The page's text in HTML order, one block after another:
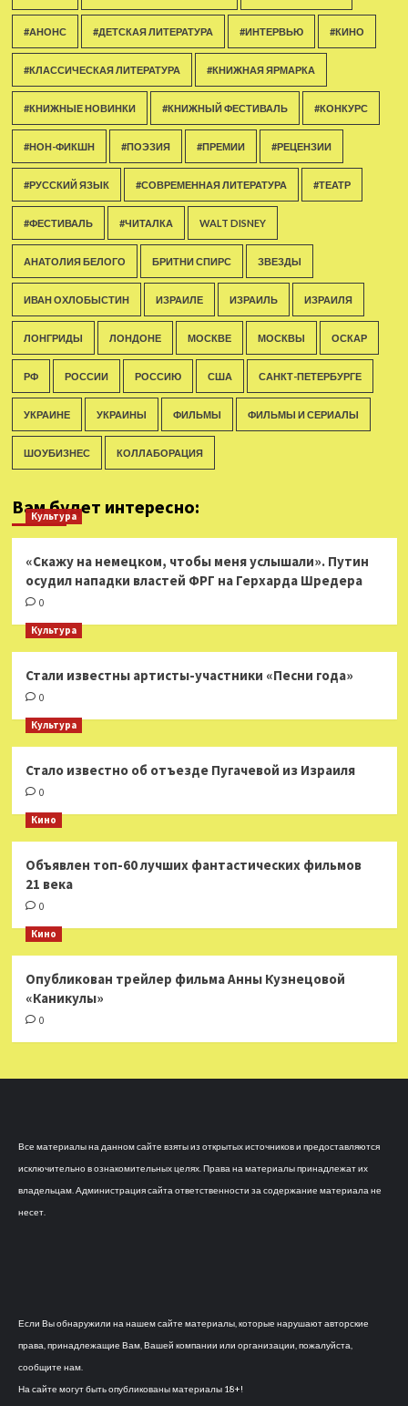
#АНОНС #ДЕТСКАЯ ЛИТЕРАТУРА #ИНТЕРВЬЮ #КИНО
#КЛАССИЧЕСКАЯ ЛИТЕРАТУРА #КНИЖНАЯ ЯРМАРКА
#КНИЖНЫЕ НОВИНКИ #КНИЖНЫЙ ФЕСТИВАЛЬ #КОНКУРС
#НОН-ФИКШН #ПОЭЗИЯ #ПРЕМИИ #РЕЦЕНЗИИ
#РУССКИЙ ЯЗЫК #СОВРЕМЕННАЯ ЛИТЕРАТУРА #ТЕАТР
#ФЕСТИВАЛЬ #ЧИТАЛКА WALT DISNEY
АНАТОЛИЯ БЕЛОГО БРИТНИ СПИРС ЗВЕЗДЫ
ИВАН ОХЛОБЫСТИН ИЗРАИЛЕ ИЗРАИЛЬ ИЗРАИЛЯ
ЛОНГРИДЫ ЛОНДОНЕ МОСКВЕ МОСКВЫ ОСКАР
РФ РОССИИ РОССИЮ США САНКТ-ПЕТЕРБУРГЕ
УКРАИНЕ УКРАИНЫ ФИЛЬМЫ ФИЛЬМЫ И СЕРИАЛЫ
ШОУБИЗНЕС КОЛЛАБОРАЦИЯ
Вам будет интересно:
Культура
«Скажу на немецком, чтобы меня услышали». Путин
осудил нападки властей ФРГ на Герхарда Шредера
0
Культура
Стали известны артисты-участники «Песни года»
0
Культура
Стало известно об отъезде Пугачевой из Израиля
0
Кино
Объявлен топ-60 лучших фантастических фильмов
21 века
0
Кино
Опубликован трейлер фильма Анны Кузнецовой
«Каникулы»
0
Все материалы на данном сайте взяты из открытых источников и предоставляются
исключительно в ознакомительных целях. Права на материалы принадлежат их
владельцам. Администрация сайта ответственности за содержание материала не
несет.
Если Вы обнаружили на нашем сайте материалы, которые нарушают авторские
права, принадлежащие Вам, Вашей компании или организации, пожалуйста,
сообщите нам.
На сайте могут быть опубликованы материалы 18+!